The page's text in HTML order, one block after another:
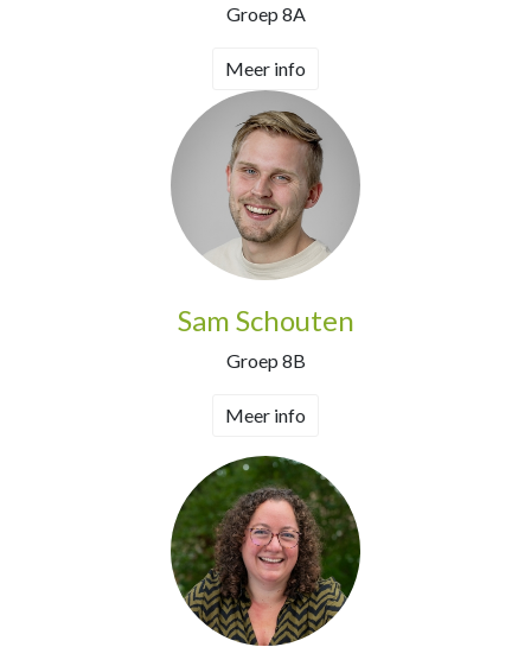
Groep 8A
Meer info
Sam Schouten
Groep 8B
Meer info